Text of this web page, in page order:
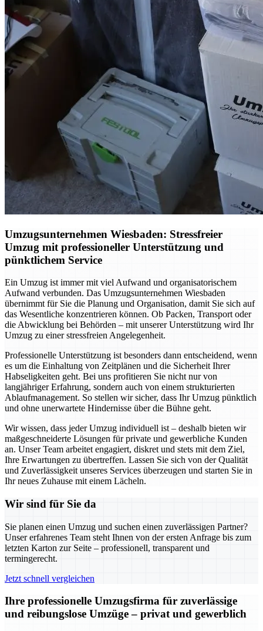
Umzugsunternehmen Wiesbaden: Stressfreier
Umzug mit professioneller Unterstützung und
pünktlichem Service
Ein Umzug ist immer mit viel Aufwand und organisatorischem
Aufwand verbunden. Das Umzugsunternehmen Wiesbaden
übernimmt für Sie die Planung und Organisation, damit Sie sich auf
das Wesentliche konzentrieren können. Ob Packen, Transport oder
die Abwicklung bei Behörden – mit unserer Unterstützung wird Ihr
Umzug zu einer stressfreien Angelegenheit.
Professionelle Unterstützung ist besonders dann entscheidend, wenn
es um die Einhaltung von Zeitplänen und die Sicherheit Ihrer
Habseligkeiten geht. Bei uns profitieren Sie nicht nur von
langjähriger Erfahrung, sondern auch von einem strukturierten
Ablaufmanagement. So stellen wir sicher, dass Ihr Umzug pünktlich
und ohne unerwartete Hindernisse über die Bühne geht.
Wir wissen, dass jeder Umzug individuell ist – deshalb bieten wir
maßgeschneiderte Lösungen für private und gewerbliche Kunden
an. Unser Team arbeitet engagiert, diskret und stets mit dem Ziel,
Ihre Erwartungen zu übertreffen. Lassen Sie sich von der Qualität
und Zuverlässigkeit unseres Services überzeugen und starten Sie in
Ihr neues Zuhause mit einem Lächeln.
Wir sind für Sie da
Sie planen einen Umzug und suchen einen zuverlässigen Partner?
Unser erfahrenes Team steht Ihnen von der ersten Anfrage bis zum
letzten Karton zur Seite – professionell, transparent und
termingerecht.
Jetzt schnell vergleichen
Ihre professionelle Umzugsfirma für zuverlässige
und reibungslose Umzüge – privat und gewerblich